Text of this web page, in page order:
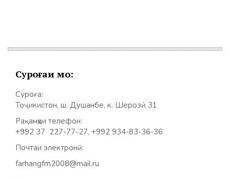
Суроғаи мо:
Суроға:
Тоҷикистон, ш. Душанбе, к. Шерозӣ 31
Рақамҳои телефон:
+992 37 227-77-27, +992 934-83-36-36
Почтаи электронӣ:
farhangfm2008@mail.ru